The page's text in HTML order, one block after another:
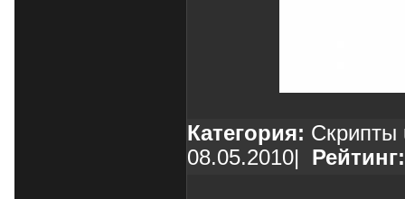
Категория: Скрипты
08.05.2010
Рейтинг: